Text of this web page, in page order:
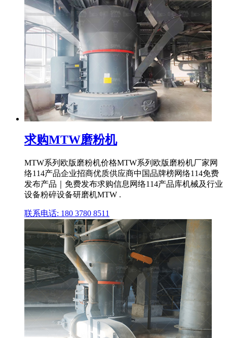
求购MTW磨粉机
MTW系列欧版磨粉机价格MTW系列欧版磨粉机厂家网
络114产品企业招商优质供应商中国品牌榜网络114免费
发布产品｜免费发布求购信息网络114产品库机械及行业
设备粉碎设备研磨机MTW .
联系电话: 180 3780 8511